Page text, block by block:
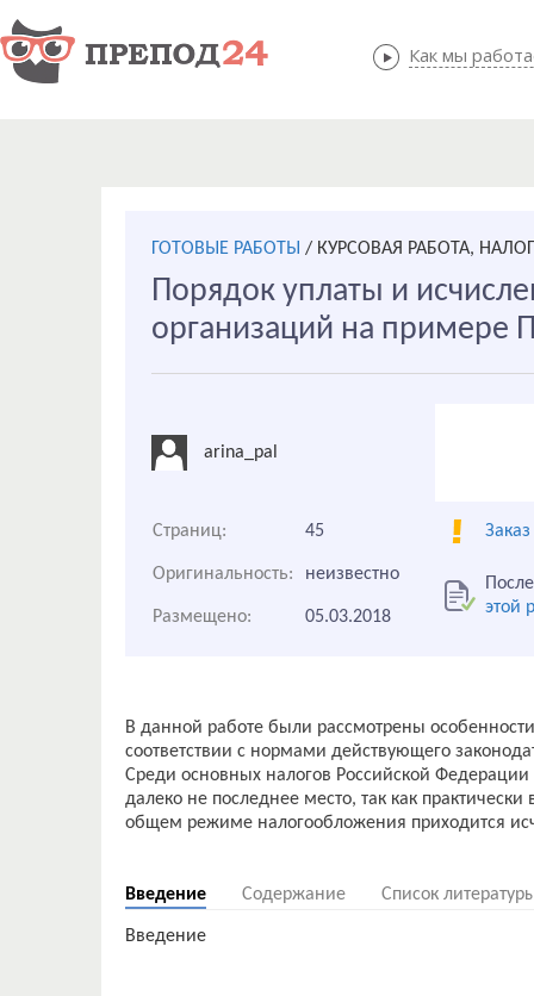
Как мы
Как мы
ГОТОВЫЕ РАБОТЫ / КУРСОВАЯ РАБОТА,
Порядок уплаты и
организаций на
arina_pal
Страниц: 45
Оригинальность: неизвестно
этой
Размещено: 05.03.2018
В данной работе были рассмотрены
соответствии с нормами действующего
Среди основных налогов Российской
далеко не последнее место, так как
общем режиме налогообложения приходится
Введение Содержание Список
Введение